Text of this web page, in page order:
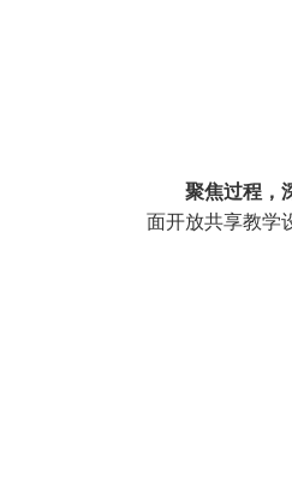
聚焦过程，
面开放共享教学